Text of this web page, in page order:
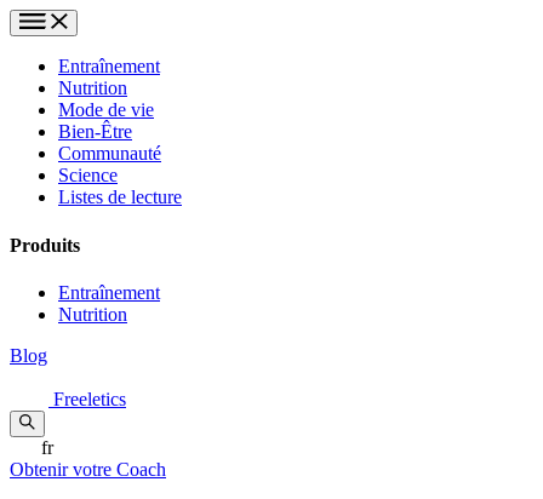
Entraînement
Nutrition
Mode de vie
Bien-Être
Communauté
Science
Listes de lecture
Produits
Entraînement
Nutrition
Blog
Freeletics
fr
Obtenir votre Coach